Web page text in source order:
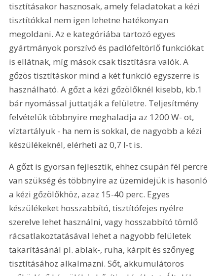
tisztításakor hasznosak, amely feladatokat a kézi
tisztítókkal nem igen lehetne hatékonyan
megoldani. Az e kategóriába tartozó egyes
gyártmányok porszívó és padlófeltörlő funkciókat
is ellátnak, míg mások csak tisztításra valók. A
gőzös tisztításkor mind a két funkció egyszerre is
használható. A gőzt a kézi gőzölőknél kisebb, kb.1
bár nyomással juttatják a felületre. Teljesítmény
felvételük többnyire meghaladja az 1200 W- ot,
víztartályuk - ha nem is sokkal, de nagyobb a kézi
készülékeknél, elérheti az 0,7 l-t is.
A gőzt is gyorsan fejlesztik, ehhez csupán fél percre
van szükség és többnyire az üzemidejük is hasonló
a kézi gőzölőkhöz, azaz 15-40 perc. Egyes
készülékeket hosszabbító, tisztítófejes nyélre
szerelve lehet használni, vagy hosszabbító tömlő
rácsatlakoztatásával lehet a nagyobb felületek
takarításánál pl. ablak-, ruha, kárpit és szőnyeg
tisztításához alkalmazni. Sőt, akkumulátoros